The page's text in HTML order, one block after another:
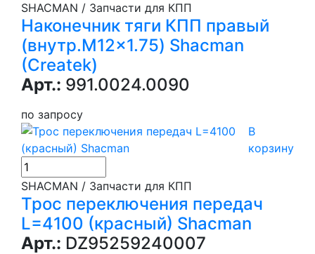
SHACMAN / Запчасти для КПП
Наконечник тяги КПП правый
(внутр.M12x1.75) Shacman
(Createk)
Арт.: 991.0024.0090
по запросу
В
корзину
SHACMAN / Запчасти для КПП
Трос переключения передач
L=4100 (красный) Shacman
Арт.: DZ95259240007